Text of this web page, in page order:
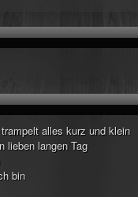
alles kurz und klein
lieben langen Tag
bin